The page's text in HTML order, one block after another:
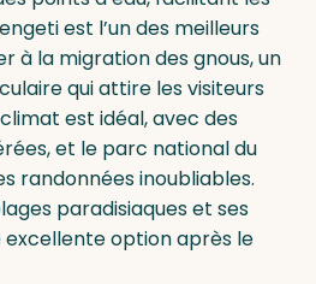
est l’un des meilleurs
à la migration des gnous, un
qui attire les visiteurs
est idéal, avec des
et le parc national du
randonnées inoubliables.
paradisiaques et ses
excellente option après le